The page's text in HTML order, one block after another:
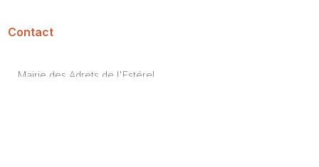
Contact
Mairie des Adrets de l'Estérel